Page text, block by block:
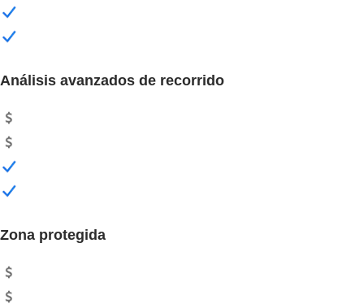
Análisis avanzados de recorrido
Zona protegida